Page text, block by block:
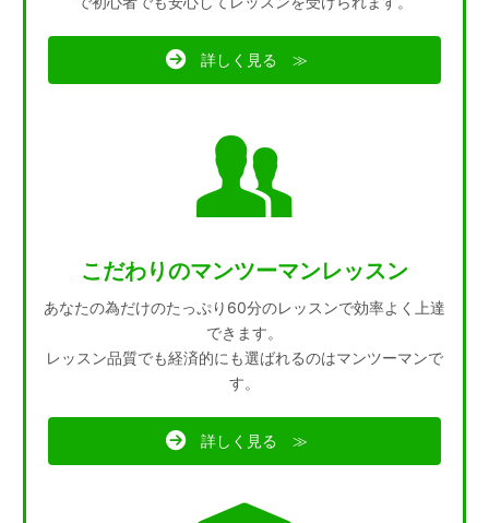
詳しく見る ≫
こだわりのマンツーマンレッスン
あなたの為だけのたっぷり60分のレッスンで効率よく上達
できます。
レッスン品質でも経済的にも選ばれるのはマンツーマンで
す。
詳しく見る ≫